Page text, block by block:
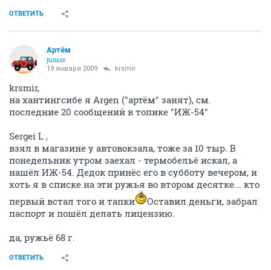
ОТВЕТИТЬ
Артём
juniоr
19 января 2009 krsmir
krsmir,
на хантингсибе я Argen ("артём" занят), см.
последние 20 сообщений в топике "ИЖ-54"
Sergei L ,
взял в магазине у автовокзала, тоже за 10 тыр. В
понедельник утром заехал - термобельё искал, а
нашёл ИЖ-54. Дедок принёс его в субботу вечером, и
хоть я в списке на эти ружья во втором десятке... кто
первый встал того и тапки
Оставил деньги, забрал
паспорт и пошёл делать лицензию.
да, ружьё 68 г.
ОТВЕТИТЬ